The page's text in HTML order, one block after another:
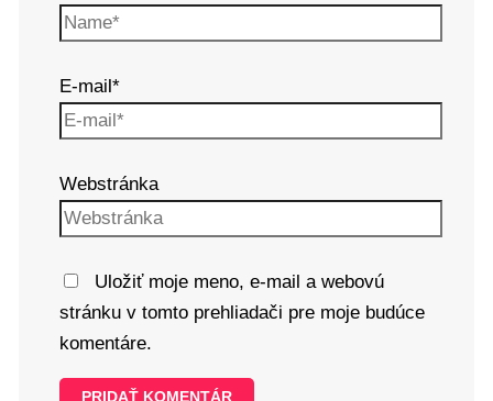
E-mail*
Webstránka
Uložiť moje meno, e-mail a webovú
stránku v tomto prehliadači pre moje budúce
komentáre.